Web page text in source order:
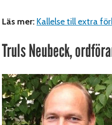
Läs mer: Kallelse till extra
Truls Neubeck,